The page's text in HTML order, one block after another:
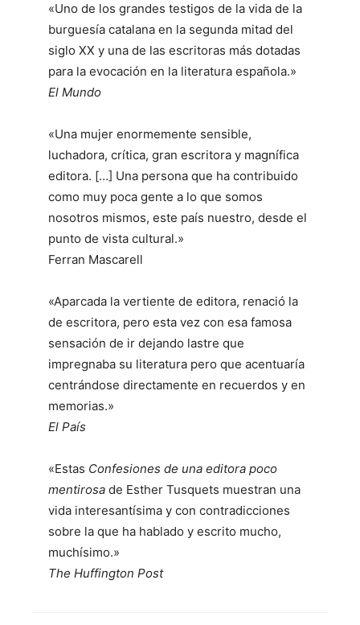
«Uno de los grandes testigos de la vida de la
burguesía catalana en la segunda mitad del
siglo XX y una de las escritoras más dotadas
para la evocación en la literatura española.»
El Mundo
«Una mujer enormemente sensible,
luchadora, crítica, gran escritora y magnífica
editora. […] Una persona que ha contribuido
como muy poca gente a lo que somos
nosotros mismos, este país nuestro, desde el
punto de vista cultural.»
Ferran Mascarell
«Aparcada la vertiente de editora, renació la
de escritora, pero esta vez con esa famosa
sensación de ir dejando lastre que
impregnaba su literatura pero que acentuaría
centrándose directamente en recuerdos y en
memorias.»
El País
«Estas Confesiones de una editora poco
mentirosa de Esther Tusquets muestran una
vida interesantísima y con contradicciones
sobre la que ha hablado y escrito mucho,
muchísimo.»
The Huffington Post